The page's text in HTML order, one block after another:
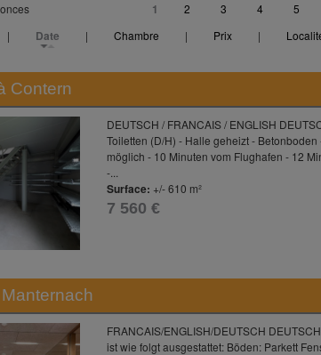
1 2 3 4 5
| Date | Chambre | Prix |
Contern
DEUTSCH / FRANCAIS / ENGLISH
Toiletten (D/H) - Halle geheizt -
möglich - 10 Minuten vom Flughafen - 12
-...
Surface: +/- 610 m²
7 560 €
Manternach
FRANCAIS/ENGLISH/DEUTSCH
ist wie folgt ausgestattet: Böden: Parkett